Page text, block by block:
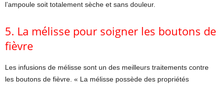
l’ampoule soit totalement sèche et sans douleur.
5. La mélisse pour soigner les boutons de
fièvre
Les infusions de mélisse sont un des meilleurs traitements contre
les boutons de fièvre. « La mélisse possède des propriétés